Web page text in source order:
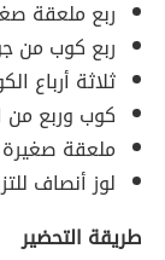
ربع ملعقة
ربع كوب من
ثلاثة أرباع
كوب وربع من
ملعقة صغيرة
لوز أنصاف
طريقة التحضير